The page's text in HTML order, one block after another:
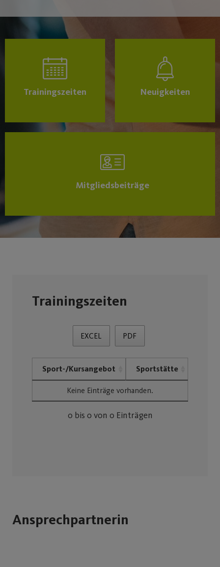
Trainingszeiten Neuigkeiten
Mitgliedsbeiträge
Trainingszeiten
EXCEL PDF
Sport-/Kursangebot Sportstätte
Keine Einträge vorhanden.
0 bis 0 von 0 Einträgen
Ansprechpartnerin